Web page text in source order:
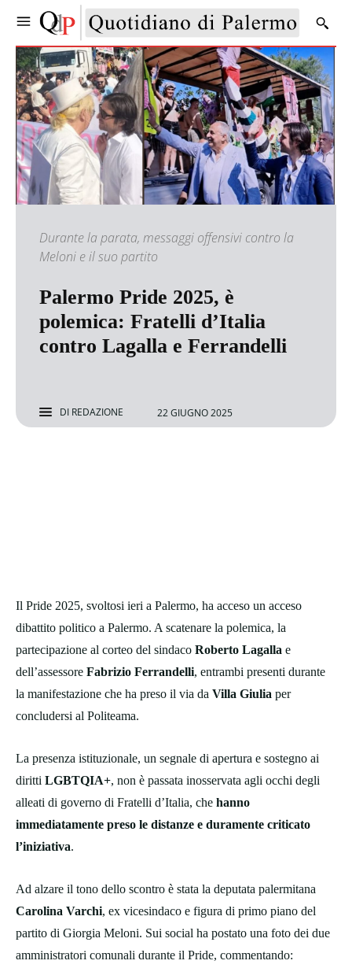
Durante la parata, messaggi offensivi contro la
Meloni e il suo partito
Palermo Pride 2025, è
polemica: Fratelli d’Italia
contro Lagalla e Ferrandelli
DI REDAZIONE 22 GIUGNO 2025
Il Pride 2025, svoltosi ieri a Palermo, ha acceso un acceso
dibattito politico a Palermo. A scatenare la polemica, la
partecipazione al corteo del sindaco Roberto Lagalla e
dell’assessore Fabrizio Ferrandelli, entrambi presenti durante
la manifestazione che ha preso il via da Villa Giulia per
concludersi al Politeama.
La presenza istituzionale, un segnale di apertura e sostegno ai
diritti LGBTQIA+, non è passata inosservata agli occhi degli
alleati di governo di Fratelli d’Italia, che hanno
immediatamente preso le distanze e duramente criticato
l’iniziativa.
Ad alzare il tono dello scontro è stata la deputata palermitana
Carolina Varchi, ex vicesindaco e figura di primo piano del
partito di Giorgia Meloni. Sui social ha postato una foto dei due
amministratori comunali durante il Pride, commentando: